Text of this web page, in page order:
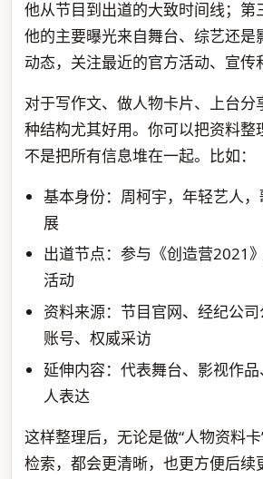
他从节目到出道的大致时间线；第
他的主要曝光来自舞台、综艺还是
动态，关注最近的官方活动、宣传
对于写作文、做人物卡片、上台分
种结构尤其好用。你可以把资料整
不是把所有信息堆在一起。比如：
基本身份：周柯宇，年轻艺人
展
出道节点：参与《创造营2021
活动
资料来源：节目官网、经纪公
账号、权威采访
延伸内容：代表舞台、影视作
人表达
这样整理后，无论是做“人物资料
检索，都会更清晰，也更方便后续